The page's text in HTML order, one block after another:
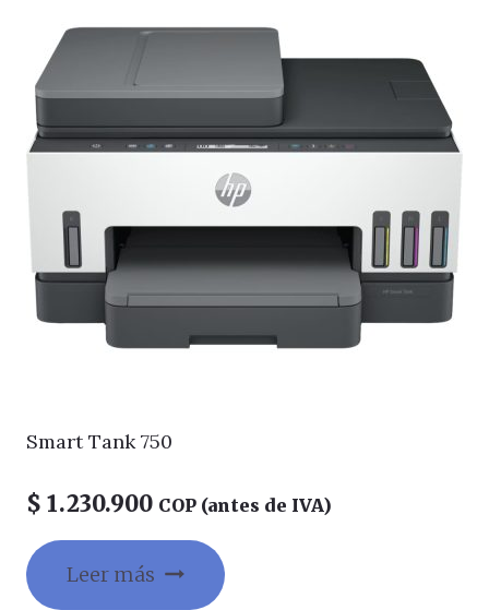
Smart Tank 750
$ 1.230.900 COP (antes de IVA)
Leer más